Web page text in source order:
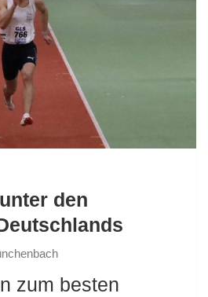
den
zum besten